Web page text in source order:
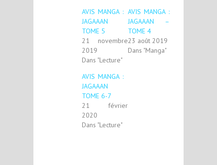
AVIS MANGA :
JAGAAAN
TOME 5
21 novembre
2019
Dans "Lecture"
AVIS MANGA :
JAGAAAN –
TOME 4
23 août 2019
Dans "Manga"
AVIS MANGA :
JAGAAAN
TOME 6-7
21 février
2020
Dans "Lecture"